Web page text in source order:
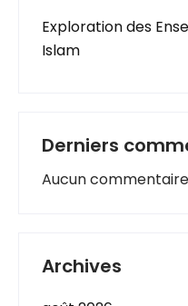
Exploration des
Islam
Derniers
Aucun
Archives